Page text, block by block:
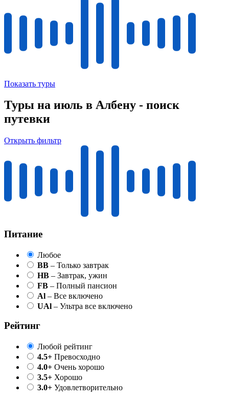
Показать туры
Туры на июль в Албену - поиск
путевки
Открыть фильтр
Питание
Любое
BB – Только завтрак
HB – Завтрак, ужин
FB – Полный пансион
Al – Все включено
UAl – Ультра все включено
Рейтинг
Любой рейтинг
4.5+ Превосходно
4.0+ Очень хорошо
3.5+ Хорошо
3.0+ Удовлетворительно